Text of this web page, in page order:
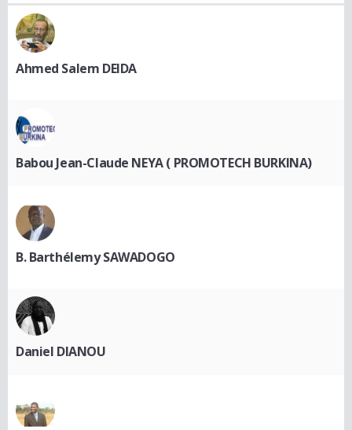
Ahmed Salem DEIDA
Babou Jean-Claude NEYA ( PROMOTECH BURKINA)
B. Barthélemy SAWADOGO
Daniel DIANOU